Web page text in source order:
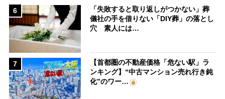
6
「失敗すると取り返しがつかない」葬
儀社の手を借りない「DIY葬」の落とし
穴 素人には…
7
【首都圏の不動産価格「危ない駅」ラ
ンキング】“中古マンション売れ行き鈍
化”のワー…